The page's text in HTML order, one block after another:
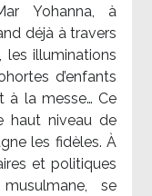
Yohanna, à
déjà à travers
les illuminations
d’enfants
à la messe… Ce
haut niveau de
les fidèles. À
et politiques
se